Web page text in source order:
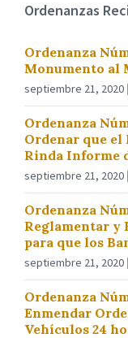
Ordenanzas
Ordenanza
Monumento al
septiembre 21, 2020
Ordenanza
Ordenar que el
Rinda Informe
septiembre 21, 2020
Ordenanza
Reglamentar y
para que los
septiembre 21, 2020
Ordenanza
Enmendar
Vehículos 24